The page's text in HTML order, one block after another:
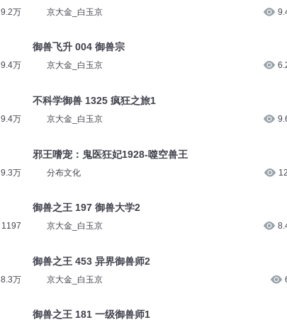
9.2万
9.4万
9.4万
9.3万
1197
8.3万
京大金_白玉京
御兽飞升 004 御兽宗
京大金_白玉京
不科学御兽 1325 疯狂之旅1
京大金_白玉京
邪王嗜宠：鬼医狂妃1928-噬空兽王
分布文化
御兽之王 197 御兽大学2
京大金_白玉京
御兽之王 453 异界御兽师2
京大金_白玉京
御兽之王 181 一级御兽师1